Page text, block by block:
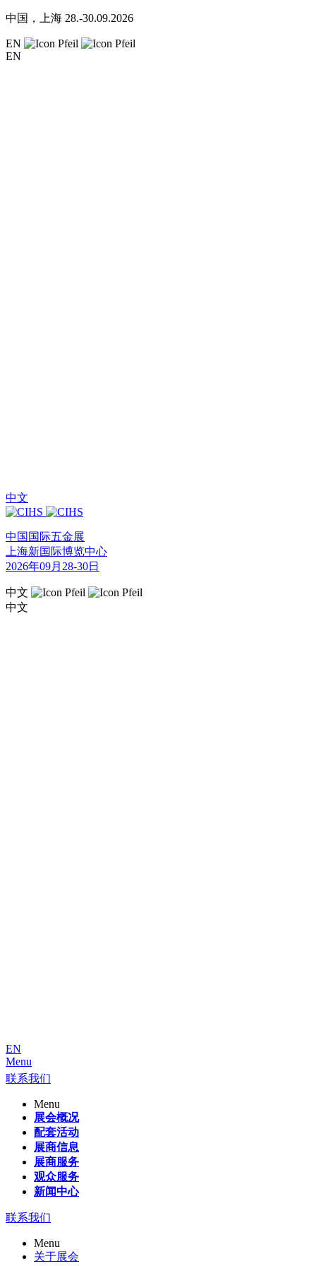
中国，上海 28.-30.09.2026
EN
EN
中文
中国国际五金展
上海新国际博览中心
2026年09月28-30日
中文
中文
EN
Menu
联系我们
Menu
展会概况
配套活动
展商信息
展商服务
观众服务
新闻中心
联系我们
Menu
关于展会